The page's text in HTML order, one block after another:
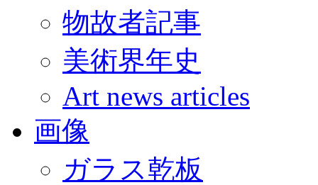
物故者記事
美術界年史
Art news articles
画像
ガラス乾板